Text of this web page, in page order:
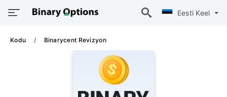
Eesti Keel
Kodu Binarycent Revizyon